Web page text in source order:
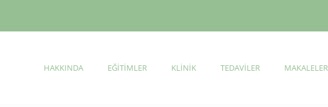
HAKKINDA EĞITIMLER KLINIK TEDAVILER MAKALELER